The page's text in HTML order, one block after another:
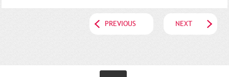
PREVIOUS NEXT